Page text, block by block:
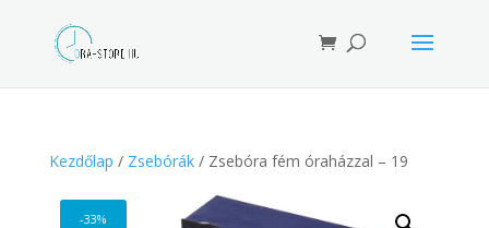
search
Kezdőlap / Zsebórák/ Zsebóra fém óraházzal – 19
-33%